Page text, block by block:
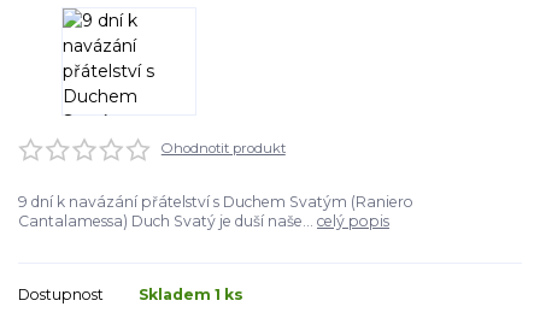
Ohodnotit produkt
9 dní k navázání přátelství s Duchem Svatým (Raniero
Cantalamessa) Duch Svatý je duší naše... celý popis
Dostupnost Skladem 1 ks